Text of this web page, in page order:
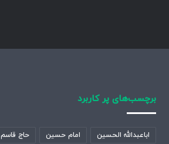
برچسب‌های پر کاربرد
اباعبدالله الحسین امام حسین حاج قاسم